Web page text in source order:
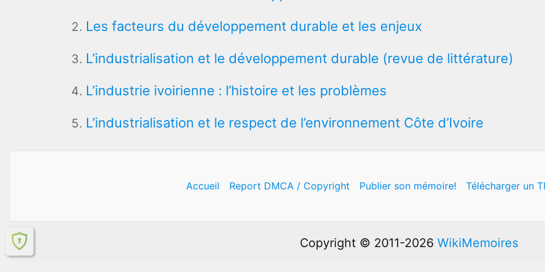
Les facteurs du développement durable et les enjeux
L’industrialisation et le développement durable (revue de littérature)
L’industrie ivoirienne : l’histoire et les problèmes
L’industrialisation et le respect de l’environnement Côte d’Ivoire
Accueil Report DMCA / Copyright Publier son mémoire! Télécharger un
Copyright © 2011-2026 WikiMemoires